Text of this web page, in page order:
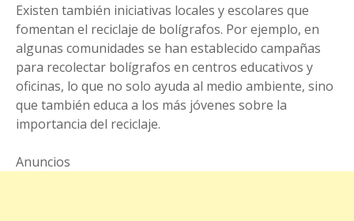
Existen también iniciativas locales y escolares que
fomentan el reciclaje de bolígrafos. Por ejemplo, en
algunas comunidades se han establecido campañas
para recolectar bolígrafos en centros educativos y
oficinas, lo que no solo ayuda al medio ambiente, sino
que también educa a los más jóvenes sobre la
importancia del reciclaje.
Anuncios